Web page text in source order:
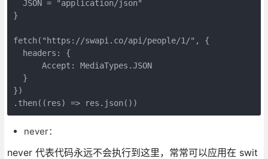
  JSON = "application/json"
}
fetch("https://swapi.co/api/people/1/", {
  headers: {
      Accept: MediaTypes.JSON
  }
})
.then((res) => res.json())
never：
never 代表代码永远不会执行到这里，常常可以应用在 swit